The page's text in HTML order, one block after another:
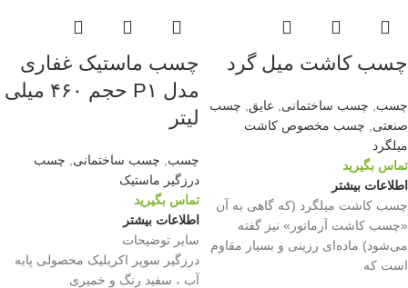
چسب کاشت میل گرد
چسب چسب ساختمانی عایق
چسب
صنعتی
چسب مخصوص کاشت
میلگرد
تماس بگیرید
اطلاعات بیشتر
چسب کاشت میلگرد (که گاهی به آن
«چسب کاشت آرماتور» نیز گفته
می‌شود) ماده‌ای رزینی و بسیار مقاوم
است که
چسب ماستیک غفاری
مدل P۱ حجم ۴۶۰ میلی
لیتر
چسب چسب ساختمانی
چسب
درزگیر ماستیک
تماس بگیرید
اطلاعات بیشتر
سایر توضیحات
درزگیر سوپر اکریلیک محصولی پایه
آب ، سفید رنگ و خمیری